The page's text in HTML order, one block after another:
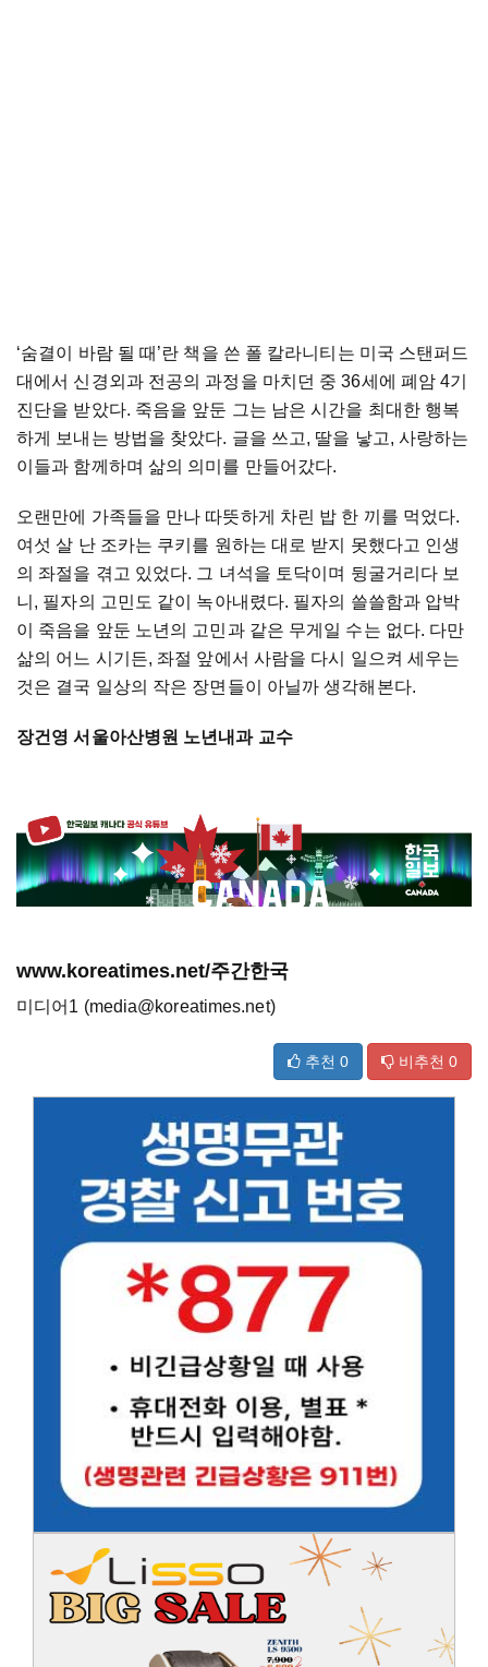
‘숨결이 바람 될 때’란 책을 쓴 폴 칼라니티는 미국 스탠퍼드
대에서 신경외과 전공의 과정을 마치던 중 36세에 폐암 4기
진단을 받았다. 죽음을 앞둔 그는 남은 시간을 최대한 행복
하게 보내는 방법을 찾았다. 글을 쓰고, 딸을 낳고, 사랑하는
이들과 함께하며 삶의 의미를 만들어갔다.
오랜만에 가족들을 만나 따뜻하게 차린 밥 한 끼를 먹었다.
여섯 살 난 조카는 쿠키를 원하는 대로 받지 못했다고 인생
의 좌절을 겪고 있었다. 그 녀석을 토닥이며 뒹굴거리다 보
니, 필자의 고민도 같이 녹아내렸다. 필자의 쓸쓸함과 압박
이 죽음을 앞둔 노년의 고민과 같은 무게일 수는 없다. 다만
삶의 어느 시기든, 좌절 앞에서 사람을 다시 일으켜 세우는
것은 결국 일상의 작은 장면들이 아닐까 생각해본다.
장건영 서울아산병원 노년내과 교수
www.koreatimes.net/주간한국
미디어1 (media@koreatimes.net)
추천 0 비추천 0